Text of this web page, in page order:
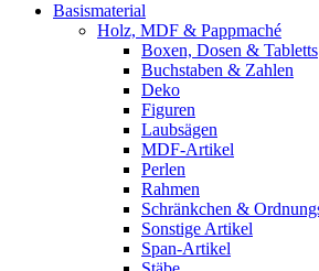
Basismaterial
Holz, MDF & Pappmaché
Boxen, Dosen & Tabletts
Buchstaben & Zahlen
Deko
Figuren
Laubsägen
MDF-Artikel
Perlen
Rahmen
Schränkchen &
Sonstige Artikel
Span-Artikel